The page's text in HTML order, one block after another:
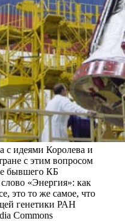
с идеями Королева и
с этим вопросом
бывшего КБ
«Энергия»: как
это то же самое, что
генетики РАН
Commons